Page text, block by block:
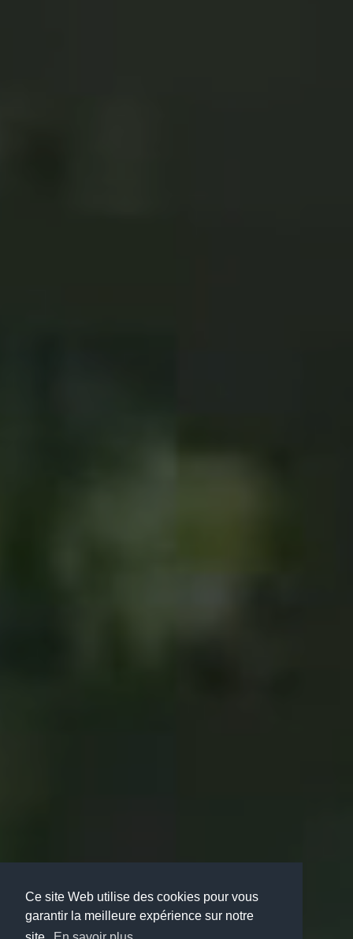
Ce site Web utilise des cookies pour vous
garantir la meilleure expérience sur notre